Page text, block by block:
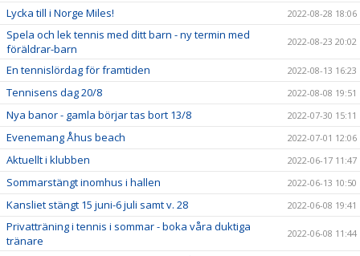
Lycka till i Norge Miles! 2022-08-28 18:06
Spela och lek tennis med ditt barn - ny termin med
föräldrar-barn
2022-08-23 20:02
En tennislördag för framtiden 2022-08-13 16:23
Tennisens dag 20/8 2022-08-08 19:51
Nya banor - gamla börjar tas bort 13/8 2022-07-30 15:11
Evenemang Åhus beach 2022-07-01 12:06
Aktuellt i klubben 2022-06-17 11:47
Sommarstängt inomhus i hallen 2022-06-13 10:50
Kansliet stängt 15 juni-6 juli samt v. 28 2022-06-08 19:41
Privatträning i tennis i sommar - boka våra duktiga
tränare
2022-06-08 11:44